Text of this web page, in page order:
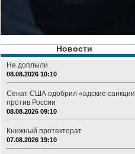
Новости
Не доплыли
08.08.2026 10:10
Сенат США одобрил «адские
против России
08.08.2026 09:10
Книжный протекторат
07.08.2026 19:10